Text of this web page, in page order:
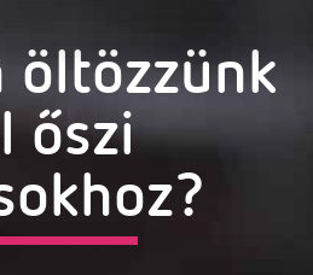
öltözzünk
őszi